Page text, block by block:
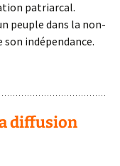
patriarcal.
peuple dans la non-
indépendance.
diffusion